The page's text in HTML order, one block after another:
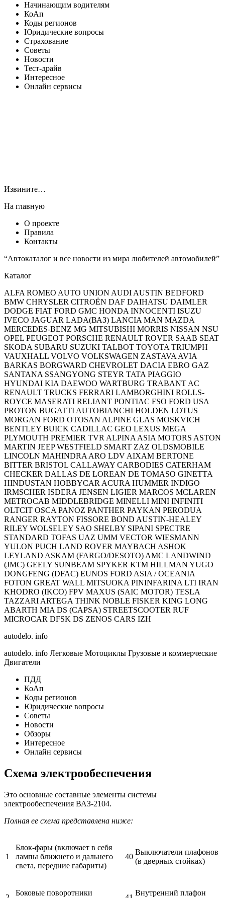
Начинающим водителям
КоАп
Коды регионов
Юридические вопросы
Страхование
Советы
Новости
Тест-драйв
Интересное
Онлайн сервисы
Извините…
На главную
О проекте
Правила
Контакты
“Автокаталог и все новости из мира любителей автомобилей”
Каталог
ALFA ROMEO AUTO UNION AUDI AUSTIN BEDFORD
BMW CHRYSLER CITROËN DAF DAIHATSU DAIMLER
DODGE FIAT FORD GMC HONDA INNOCENTI ISUZU
IVECO JAGUAR LADA(ВАЗ) LANCIA MAN MAZDA
MERCEDES-BENZ MG MITSUBISHI MORRIS NISSAN NSU
OPEL PEUGEOT PORSCHE RENAULT ROVER SAAB SEAT
SKODA SUBARU SUZUKI TALBOT TOYOTA TRIUMPH
VAUXHALL VOLVO VOLKSWAGEN ZASTAVA AVIA
BARKAS BORGWARD CHEVROLET DACIA EBRO GAZ
SANTANA SSANGYONG STEYR TATA PIAGGIO
HYUNDAI KIA DAEWOO WARTBURG TRABANT AC
RENAULT TRUCKS FERRARI LAMBORGHINI ROLLS-
ROYCE MASERATI RELIANT PONTIAC FSO FORD USA
PROTON BUGATTI AUTOBIANCHI HOLDEN LOTUS
MORGAN FORD OTOSAN ALPINE GLAS MOSKVICH
BENTLEY BUICK CADILLAC GEO LEXUS MEGA
PLYMOUTH PREMIER TVR ALPINA ASIA MOTORS ASTON
MARTIN JEEP WESTFIELD SMART ZAZ OLDSMOBILE
LINCOLN MAHINDRA ARO LDV AIXAM BERTONE
BITTER BRISTOL CALLAWAY CARBODIES CATERHAM
CHECKER DALLAS DE LOREAN DE TOMASO GINETTA
HINDUSTAN HOBBYCAR ACURA HUMMER INDIGO
IRMSCHER ISDERA JENSEN LIGIER MARCOS MCLAREN
METROCAB MIDDLEBRIDGE MINELLI MINI INFINITI
OLTCIT OSCA PANOZ PANTHER PAYKAN PERODUA
RANGER RAYTON FISSORE BOND AUSTIN-HEALEY
RILEY WOLSELEY SAO SHELBY SIPANI SPECTRE
STANDARD TOFAS UAZ UMM VECTOR WIESMANN
YULON PUCH LAND ROVER MAYBACH ASHOK
LEYLAND ASKAM (FARGO/DESOTO) AMC LANDWIND
(JMC) GEELY SUNBEAM SPYKER KTM HILLMAN YUGO
DONGFENG (DFAC) EUNOS FORD ASIA / OCEANIA
FOTON GREAT WALL MITSUOKA PININFARINA LTI IRAN
KHODRO (IKCO) FPV MAXUS (SAIC MOTOR) TESLA
TAZZARI ARTEGA THINK NOBLE FISKER KING LONG
ABARTH MIA DS (CAPSA) STREETSCOOTER RUF
MICROCAR DFSK DS ZENOS CARS IZH
autodelo. info
autodelo. info Легковые Мотоциклы Грузовые и коммерческие
Двигатели
ПДД
КоАп
Коды регионов
Юридические вопросы
Советы
Новости
Обзоры
Интересное
Онлайн сервисы
Схема электрообеспечения
Это основные составные элементы системы
электрообеспечения ВАЗ-2104.
Полная ее схема представлена ниже:
1
Блок-фары (включает в себя
лампы ближнего и дальнего
света, передние габариты)
40
Выключатели плафонов
(в дверных стойках)
Боковые поворотники
Внутренний плафон